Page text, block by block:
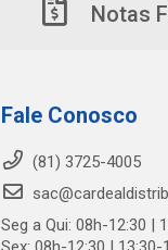
Notas
Fale Conosco
(81) 3725-4005
Seg a Qui: 08h-12:30 |